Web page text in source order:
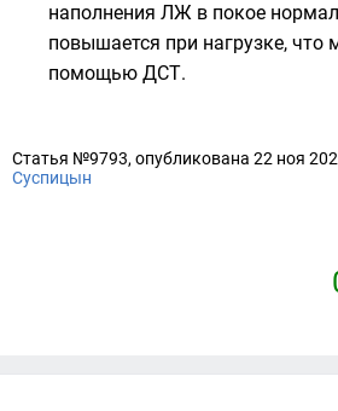
наполнения ЛЖ в покое
повышается при нагрузке,
помощью ДСТ.
Статья №9793, опубликована 22 ноя
Суспицын